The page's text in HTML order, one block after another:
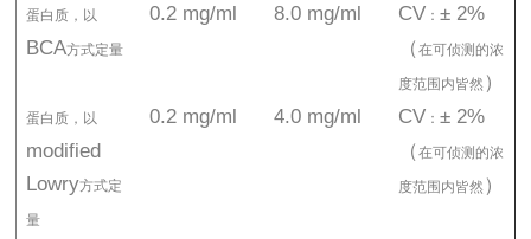
蛋白质，以
BCA方式定量
0.2 mg/ml 8.0 mg/ml CV： ± 2%
（ 在可侦测的浓
度范围内皆然）
蛋白质，以
modified
Lowry方式定
量
0.2 mg/ml 4.0 mg/ml CV： ± 2%
（ 在可侦测的浓
度范围内皆然）